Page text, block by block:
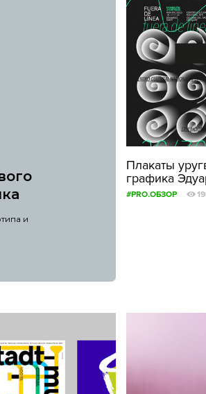
и
Плакаты
графика
#PRO.ОБЗОР
КРЕАТИВА
БИЗНЕС И
ТЕХНОЛОГИИ
ФЕСТИВАЛИ
ТИПОГРАФИКА